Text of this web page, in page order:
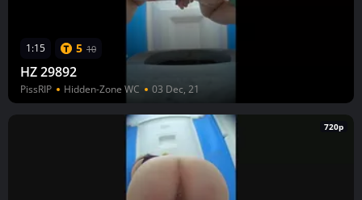
1:15 5 10
HZ 29892
PissRIP Hidden-Zone WC 03 Dec, 21
720p